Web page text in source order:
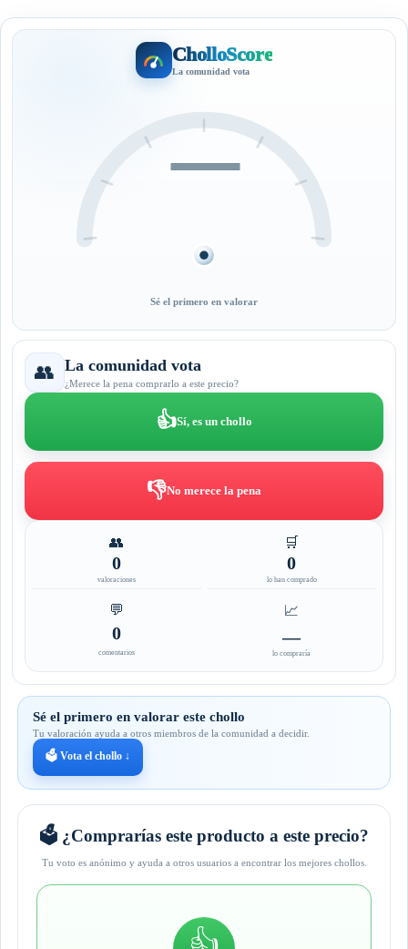
CholloScore
La comunidad vota
—
Sé el primero en valorar
👥 La comunidad vota
¿Merece la pena comprarlo a este precio?
👍Sí, es un chollo
👎No merece la pena
👥
0
valoraciones
🛒
0
lo han comprado
💬
0
comentarios
📈
—
lo compraría
Sé el primero en valorar este chollo
Tu valoración ayuda a otros miembros de la comunidad a decidir.
🗳️ Vota el chollo ↓
🗳️ ¿Comprarías este producto a este precio?
Tu voto es anónimo y ayuda a otros usuarios a encontrar los mejores chollos.